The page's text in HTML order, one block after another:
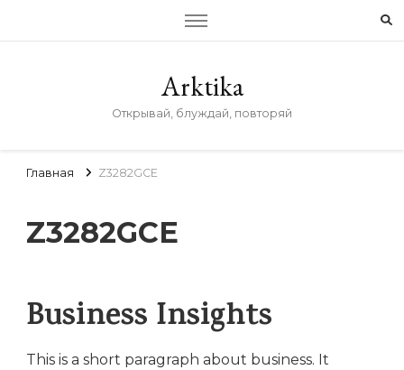
Arktika
Открывай, блуждай, повторяй
Главная Z3282GCE
Z3282GCE
Business Insights
This is a short paragraph about business. It